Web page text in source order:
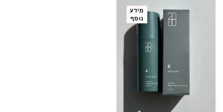
מידע
נוסף